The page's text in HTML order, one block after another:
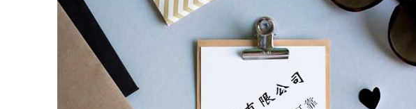
开设公司专区
财务税务专区
公司买卖专区
核名起名
代理记账